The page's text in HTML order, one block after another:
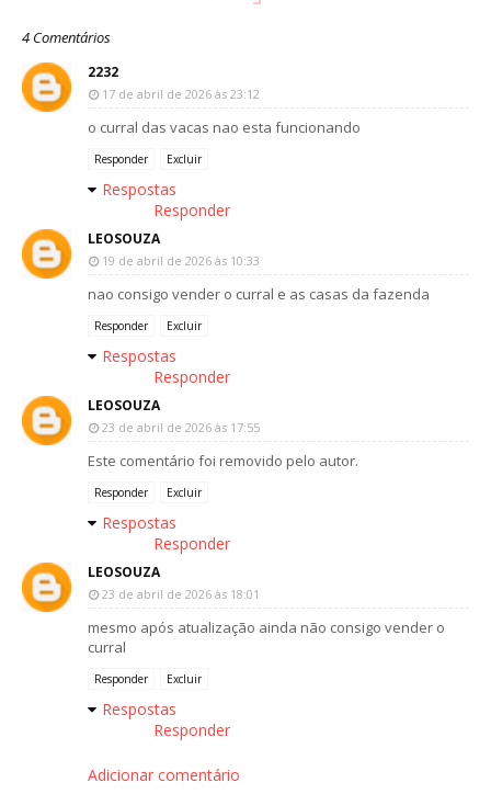
4 Comentários
2232
17 de abril de 2026 às 23:12
o curral das vacas nao esta funcionando
Responder Excluir
Respostas
Responder
LEOSOUZA
19 de abril de 2026 às 10:33
nao consigo vender o curral e as casas da fazenda
Responder Excluir
Respostas
Responder
LEOSOUZA
23 de abril de 2026 às 17:55
Este comentário foi removido pelo autor.
Responder Excluir
Respostas
Responder
LEOSOUZA
23 de abril de 2026 às 18:01
mesmo após atualização ainda não consigo vender o
curral
Responder Excluir
Respostas
Responder
Adicionar comentário